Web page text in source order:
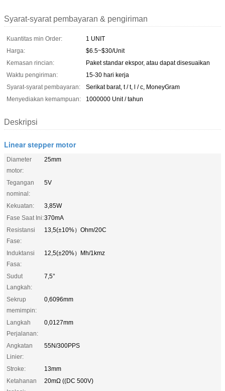
Syarat-syarat pembayaran & pengiriman
Kuantitas min Order:
1 UNIT
Harga:
$6.5~$30/Unit
Kemasan rincian:
Paket standar ekspor, atau dapat disesuaikan
Waktu pengiriman:
15-30 hari kerja
Syarat-syarat pembayaran:
Serikat barat, t / t, l / c, MoneyGram
Menyediakan kemampuan:
1000000 Unit / tahun
Deskripsi
Linear stepper motor
Diameter
motor:
25mm
Tegangan
nominal:
5V
Kekuatan:
3,85W
Fase Saat Ini:370mA
Resistansi
Fase:
13,5(±10%）Ohm/20C
Induktansi
Fasa:
12,5(±20%）Mh/1kmz
Sudut
Langkah:
7,5°
Sekrup
memimpin:
0,6096mm
Langkah
Perjalanan:
0,0127mm
Angkatan
Linier:
55N/300PPS
Stroke:
13mm
Ketahanan
20mΩ ((DC 500V)